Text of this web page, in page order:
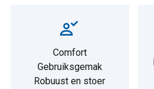
Comfort
Gebruiksgemak
Robuust en stoer